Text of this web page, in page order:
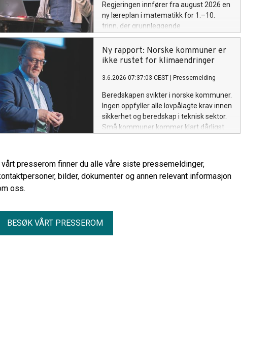
Regjeringen innfører fra august 2026 en
ny læreplan i matematikk for 1.–10.
trinn, der grunnleggende
regneferdigheter løftes tydeligere frem.
Ny rapport: Norske kommuner er
ikke rustet for klimaendringer
3.6.2026 07:37:03 CEST Pressemelding
Beredskapen svikter i norske kommuner.
Ingen oppfyller alle lovpålagte krav innen
sikkerhet og beredskap i teknisk sektor.
Små kommuner kommer klart dårligst
vårt presserom finner du alle våre siste pressemeldinger,
bilder, dokumenter og annen relevant informasjon
oss.
BESØK VÅRT PRESSEROM